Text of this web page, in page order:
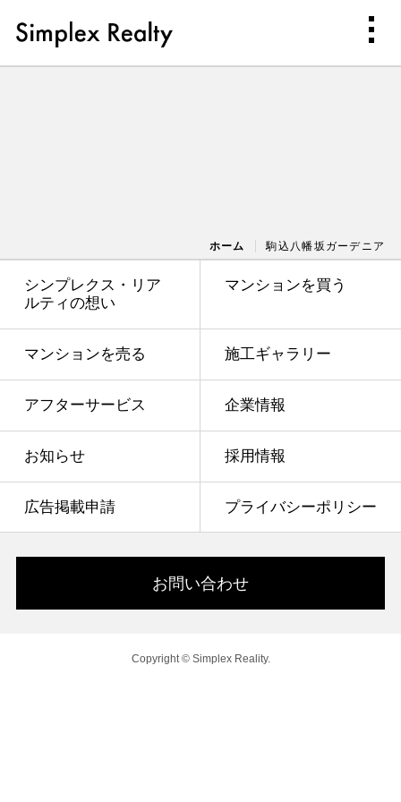
ホーム 駒込八幡坂ガーデニア
シンプレクス・リア
ルティの想い
マンションを買う
マンションを売る 施工ギャラリー
アフターサービス 企業情報
お知らせ 採用情報
広告掲載申請 プライバシーポリシー
お問い合わせ
Copyright © Simplex Reality.